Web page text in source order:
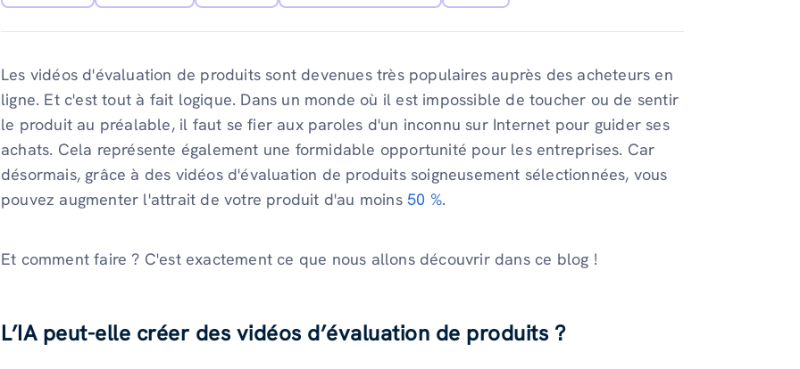
Les vidéos d'évaluation de produits sont devenues très populaires auprès des acheteurs en
ligne. Et c'est tout à fait logique. Dans un monde où il est impossible de toucher ou de sentir
le produit au préalable, il faut se fier aux paroles d'un inconnu sur Internet pour guider ses
achats. Cela représente également une formidable opportunité pour les entreprises. Car
désormais, grâce à des vidéos d'évaluation de produits soigneusement sélectionnées, vous
pouvez augmenter l'attrait de votre produit d'au moins50 %.
Et comment faire ? C'est exactement ce que nous allons découvrir dans ce blog !
L’IA peut-elle créer des vidéos d’évaluation de produits ?